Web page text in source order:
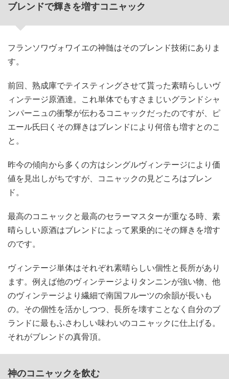
ブレンドで輝きを増すコニャック
フランソワヴォワイエの神髄はそのブレンド技術にありま
す。
前回、熟成庫でテイスティングさせて貰った素晴らしいヴ
ィンテージ原酒達。これ単体でもすさまじいグランドシャ
ンパーニュの衝撃が伝わるコニャックだったのですが、ピ
エール氏曰くその輝きはブレンドにより何倍も増すとのこ
と。
昨今の傾向から多くの方はシングルヴィンテージにより価
値を見出しがちですが、コニャックの見どころはブレン
ド。
最高のコニャックと最高のセラーマスターが重なる時、素
晴らしい原酒はブレンドによって累乗的にその輝きを増す
のです。
ヴィンテージ単体はそれぞれ素晴らしい個性と長所があり
ます。例えば他のヴィンテージよりタンニンが強い物、他
のヴィンテージより繊細で南国フルーツの余韻が長いも
の。その個性を活かしつつ、長所を壊すことなく自分のブ
ランドに最もふさわしい味わいのコニャックに仕上げる。
それがブレンドの真骨頂。
神のコニャックを飲む